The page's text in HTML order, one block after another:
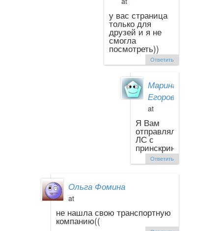
у вас страница
только для
друзей и я не
смогла
посмотреть))
Ответить
Марина
Егорова
at
Я Вам
отправляла
ЛС с
принскрином.
Ответить
Ольга Фомина
at
не нашла свою транспортную
компанию((